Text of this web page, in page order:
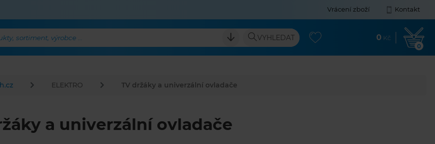
Vrácení zboží Kontakt
sortiment, výrobce ... VYHLEDAT 0 Kč
0
ELEKTRO TV držáky a univerzální ovladače
a univerzální ovladače